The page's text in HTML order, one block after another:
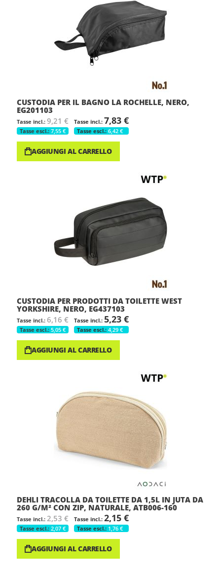
CUSTODIA PER IL BAGNO LA ROCHELLE, NERO,
EG201103
9,21 €
7,55 €
7,83 €
6,42 €
AGGIUNGI AL CARRELLO
CUSTODIA PER PRODOTTI DA TOILETTE WEST
YORKSHIRE, NERO, EG437103
6,16 €
5,05 €
5,23 €
4,29 €
AGGIUNGI AL CARRELLO
DEHLI TRACOLLA DA TOILETTE DA 1,5L IN JUTA DA
260 G/M² CON ZIP, NATURALE, ATB006-160
2,53 €
2,07 €
2,15 €
1,76 €
AGGIUNGI AL CARRELLO